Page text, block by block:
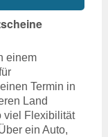
einem
Termin in
Land
viel Flexibilität
ein Auto,